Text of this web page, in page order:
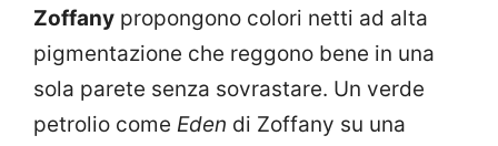
Zoffany propongono colori netti ad alta
pigmentazione che reggono bene in una
sola parete senza sovrastare. Un verde
petrolio come Eden di Zoffany su una